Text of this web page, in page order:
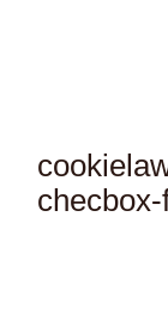
checbox-